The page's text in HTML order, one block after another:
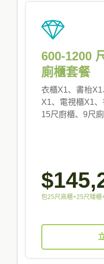
600-1200
廁櫃套餐
衣櫃X1、書枱
X1、電視櫃X1、
15尺廚櫃、9尺
包25尺高櫃+25尺矮